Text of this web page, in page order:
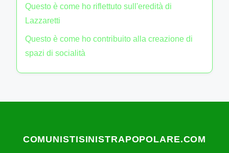
Questo è come ho riflettuto sull'eredità di
Lazzaretti
Questo è come ho contribuito alla creazione di
spazi di socialità
COMUNISTISINISTRAPOPOLARE.COM